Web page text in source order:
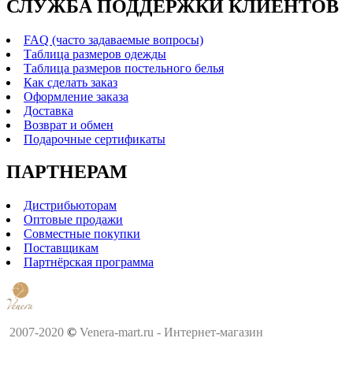
СЛУЖБА ПОДДЕРЖКИ КЛИЕНТОВ
FAQ (часто задаваемые вопросы)
Таблица размеров одежды
Таблица размеров постельного белья
Как сделать заказ
Оформление заказа
Доставка
Возврат и обмен
Подарочные сертификаты
ПАРТНЕРАМ
Дистрибьюторам
Оптовые продажи
Совместные покупки
Поставщикам
Партнёрская программа
2007-2020 © Venera-mart.ru - Интернет-магазин